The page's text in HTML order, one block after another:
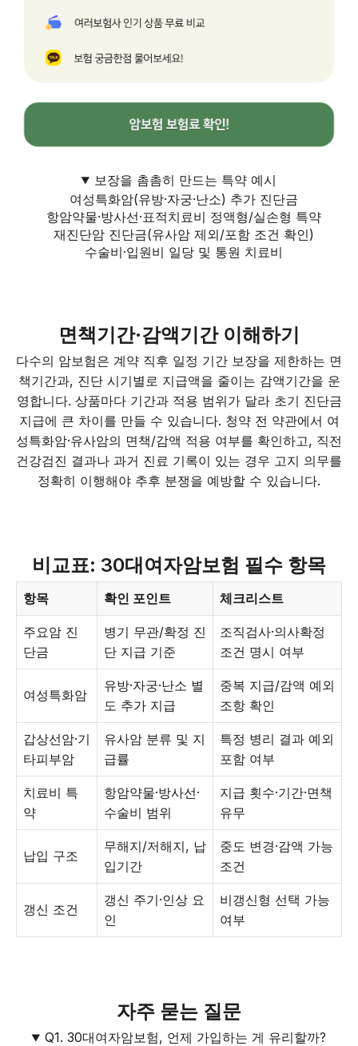
보장을 촘촘히 만드는 특약 예시
여성특화암(유방·자궁·난소) 추가 진단금
항암약물·방사선·표적치료비 정액형/실손형 특약
재진단암 진단금(유사암 제외/포함 조건 확인)
수술비·입원비 일당 및 통원 치료비
면책기간·감액기간 이해하기
다수의 암보험은 계약 직후 일정 기간 보장을 제한하는 면
책기간과, 진단 시기별로 지급액을 줄이는 감액기간을 운
영합니다. 상품마다 기간과 적용 범위가 달라 초기 진단금
지급에 큰 차이를 만들 수 있습니다. 청약 전 약관에서 여
성특화암·유사암의 면책/감액 적용 여부를 확인하고, 직전
건강검진 결과나 과거 진료 기록이 있는 경우 고지 의무를
정확히 이행해야 추후 분쟁을 예방할 수 있습니다.
비교표: 30대여자암보험 필수 항목
항목 확인 포인트 체크리스트
주요암 진
단금
병기 무관/확정 진
단 지급 기준
조직검사·의사확정
조건 명시 여부
여성특화암
유방·자궁·난소 별
도 추가 지급
중복 지급/감액 예외
조항 확인
갑상선암·기
타피부암
유사암 분류 및 지
급률
특정 병리 결과 예외
포함 여부
치료비 특
약
항암약물·방사선·
수술비 범위
지급 횟수·기간·면책
유무
납입 구조
무해지/저해지, 납
입기간
중도 변경·감액 가능
조건
갱신 조건
갱신 주기·인상 요
인
비갱신형 선택 가능
여부
자주 묻는 질문
Q1. 30대여자암보험, 언제 가입하는 게 유리할까?